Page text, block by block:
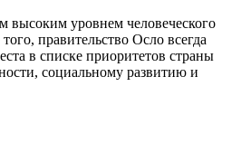
высоким уровнем человеческого
правительство Осло всегда
в списке приоритетов страны
социальному развитию и